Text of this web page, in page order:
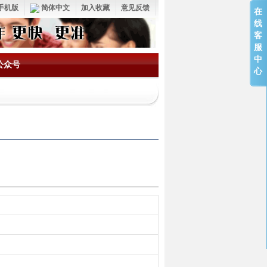
意见反馈
加入收藏
简体中文
机版
众号
在
线
客
服
中
心